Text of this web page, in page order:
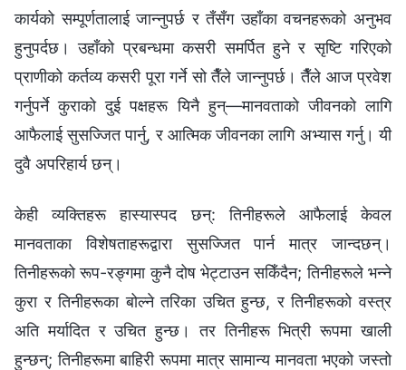
कार्यको सम्पूर्णतालाई जान्‍नुपर्छ र तँसँग उहाँका वचनहरूको अनुभव
हुनुपर्दछ। उहाँको प्रबन्धमा कसरी समर्पित हुने र सृष्टि गरिएको
प्राणीको कर्तव्य कसरी पूरा गर्ने सो तैँले जान्‍नुपर्छ। तैँले आज प्रवेश
गर्नुपर्ने कुराको दुई पक्षहरू यिनै हुन्—मानवताको जीवनको लागि
आफैलाई सुसज्जित पार्नु, र आत्मिक जीवनका लागि अभ्यास गर्नु। यी
दुवै अपरिहार्य छन्।
केही व्यक्तिहरू हास्यास्पद छन्: तिनीहरूले आफैलाई केवल
मानवताका विशेषताहरूद्वारा सुसज्जित पार्न मात्र जान्दछन्।
तिनीहरूको रूप-रङ्गमा कुनै दोष भेट्टाउन सकिँदैन; तिनीहरूले भन्‍ने
कुरा र तिनीहरूका बोल्ने तरिका उचित हुन्छ, र तिनीहरूको वस्त्र
अति मर्यादित र उचित हुन्छ। तर तिनीहरू भित्री रूपमा खाली
हुन्छन्; तिनीहरूमा बाहिरी रूपमा मात्र सामान्य मानवता भएको जस्तो